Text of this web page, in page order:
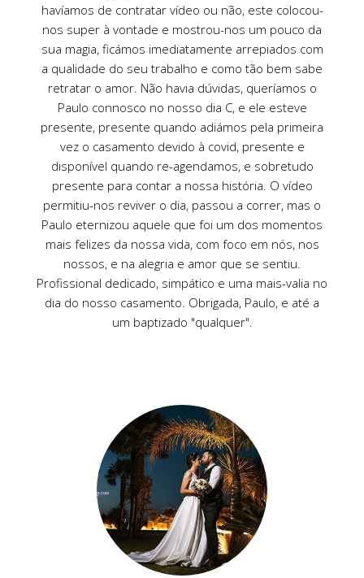
havíamos de contratar vídeo ou não, este colocou-
nos super à vontade e mostrou-nos um pouco da
sua magia, ficámos imediatamente arrepiados com
a qualidade do seu trabalho e como tão bem sabe
retratar o amor. Não havia dúvidas, queríamos o
Paulo connosco no nosso dia C, e ele esteve
presente, presente quando adiámos pela primeira
vez o casamento devido à covid, presente e
disponível quando re-agendamos, e sobretudo
presente para contar a nossa história. O vídeo
permitiu-nos reviver o dia, passou a correr, mas o
Paulo eternizou aquele que foi um dos momentos
mais felizes da nossa vida, com foco em nós, nos
nossos, e na alegria e amor que se sentiu.
Profissional dedicado, simpático e uma mais-valia no
dia do nosso casamento. Obrigada, Paulo, e até a
um baptizado "qualquer".